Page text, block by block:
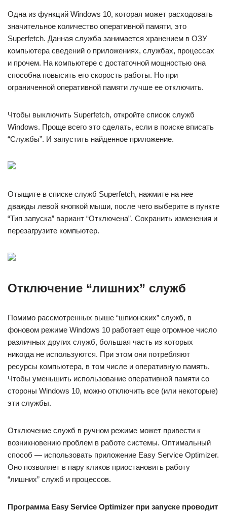
Одна из функций Windows 10, которая может расходовать
значительное количество оперативной памяти, это
Superfetch. Данная служба занимается хранением в ОЗУ
компьютера сведений о приложениях, службах, процессах
и прочем. На компьютере с достаточной мощностью она
способна повысить его скорость работы. Но при
ограниченной оперативной памяти лучше ее отключить.
Чтобы выключить Superfetch, откройте список служб
Windows. Проще всего это сделать, если в поиске вписать
“Службы”. И запустить найденное приложение.
Отыщите в списке служб Superfetch, нажмите на нее
дважды левой кнопкой мыши, после чего выберите в пункте
“Тип запуска” вариант “Отключена”. Сохранить изменения и
перезагрузите компьютер.
Отключение “лишних” служб
Помимо рассмотренных выше “шпионских” служб, в
фоновом режиме Windows 10 работает еще огромное число
различных других служб, большая часть из которых
никогда не используются. При этом они потребляют
ресурсы компьютера, в том числе и оперативную память.
Чтобы уменьшить использование оперативной памяти со
стороны Windows 10, можно отключить все (или некоторые)
эти службы.
Отключение служб в ручном режиме может привести к
возникновению проблем в работе системы. Оптимальный
способ — использовать приложение Easy Service Optimizer.
Оно позволяет в пару кликов приостановить работу
“лишних” служб и процессов.
Программа Easy Service Optimizer при запуске проводит